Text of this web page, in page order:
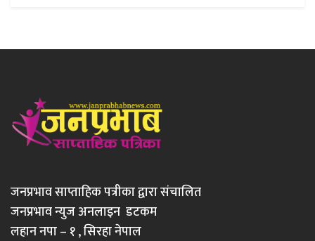
जनप्रभाव साप्ताहिक पत्रीका द्वारा संचालित
जनप्रभाव न्युज अनलाइन डटकम
लहान नपा – १ , सिरहा नेपाल